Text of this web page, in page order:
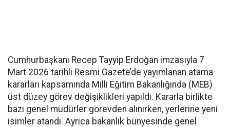
Cumhurbaşkanı Recep Tayyip Erdoğan imzasıyla 7
Mart 2026 tarihli Resmi Gazete’de yayımlanan atama
kararları kapsamında Milli Eğitim Bakanlığında (MEB)
üst düzey görev değişiklikleri yapıldı. Kararla birlikte
bazı genel müdürler görevden alınırken, yerlerine yeni
isimler atandı. Ayrıca bakanlık bünyesinde genel